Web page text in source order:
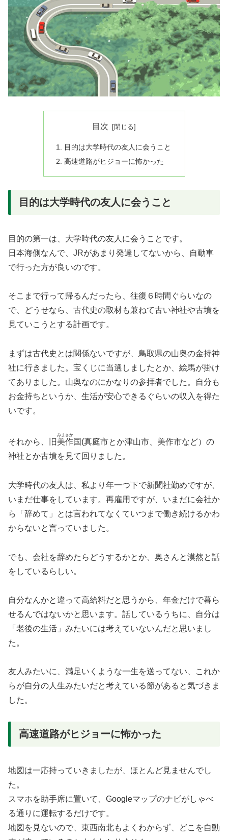
目次
目的は大学時代の友人に会うこと
高速道路がヒジョーに怖かった
目的は大学時代の友人に会うこと
目的の第一は、大学時代の友人に会うことです。
日本海側なんで、JRがあまり発達してないから、自動車
で行った方が良いのです。
そこまで行って帰るんだったら、往復６時間ぐらいなの
で、どうせなら、古代史の取材も兼ねて古い神社や古墳を
見ていこうとする計画です。
まずは古代史とは関係ないですが、鳥取県の山奥の金持神
社に行きました。宝くじに当選しましたとか、絵馬が掛け
てありました。山奥なのにかなりの参拝者でした。自分も
お金持ちというか、生活が安心できるぐらいの収入を得た
いです。
それから、旧 美作
みまさか
国(真庭市とか津山市、美作市など）の
神社とか古墳を見て回りました。
大学時代の友人は、私より年一つ下で新聞社勤めですが、
いまだ仕事をしています。再雇用ですが、いまだに会社か
ら「辞めて」とは言われてなくていつまで働き続けるかわ
からないと言っていました。
でも、会社を辞めたらどうするかとか、奥さんと漠然と話
をしているらしい。
自分なんかと違って高給料だと思うから、年金だけで暮ら
せるんではないかと思います。話しているうちに、自分は
「老後の生活」みたいには考えていないんだと思いまし
た。
友人みたいに、満足いくような一生を送ってない、これか
らが自分の人生みたいだと考えている節があると気づきま
した。
高速道路がヒジョーに怖かった
地図は一応持っていきましたが、ほとんど見ませんでし
た。
スマホを助手席に置いて、Googleマップのナビがしゃべ
る通りに運転するだけです。
地図を見ないので、東西南北もよくわからず、どこを自動